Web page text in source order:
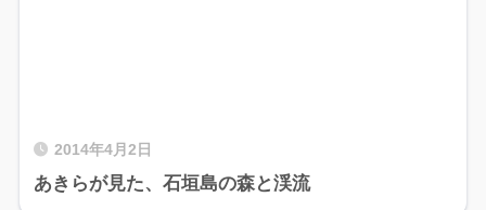
2014年4月2日
あきらが見た、石垣島の森と渓流